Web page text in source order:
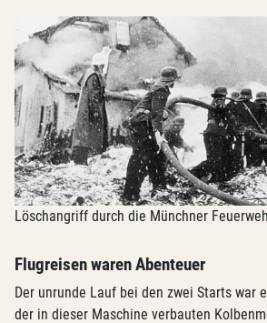
Löschangriff durch die Münchner
Flugreisen waren Abenteuer
Der unrunde Lauf bei den zwei Starts war
der in dieser Maschine verbauten